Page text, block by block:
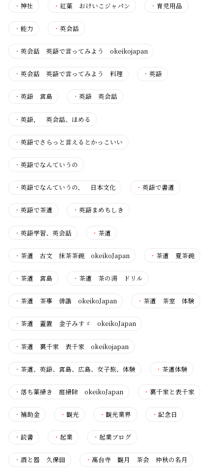
・ 神社 ・紅葉 おけいこジャパン ・育児用品
・ 能力 ・英会話
・ 英会話 英語で言ってみよう okeikojapan
・ 英会話 英語で言ってみよう 料理 ・英語
・ 英語 宮島 ・英語 英会話
・ 英語， 英会話、ほめる
・ 英語でさらっと言えるとかっこいい
・ 英語でなんていうの
・ 英語でなんていうの、 日本文化 ・英語で書道
・ 英語で茶道 ・英語まめちしき
・ 英語学習、英会話 ・茶道
・ 茶道 古文 抹茶茶碗 okeikoJapan ・茶道 夏茶碗
・ 茶道 宮島 ・茶道 茶の湯 ドリル
・ 茶道 茶事 俳諧 okeikoJapan ・茶道 茶室 体験
・ 茶道 蓋置 金子みすゞ okeikoJapan
・ 茶道 裏千家 表千家 okeikojapan
・ 茶道、英語、宮島、広島、女子旅、体験 ・茶道体験
・ 落ち葉掃き 庭掃除 okeikoJapan ・裏千家と表千家
・ 補助金 ・観光 ・観光業界 ・ 記念日
・ 読書 ・起業 ・起業ブログ
・ 酒と器 久保田 ・高台寺 観月 茶会 仲秋の名月